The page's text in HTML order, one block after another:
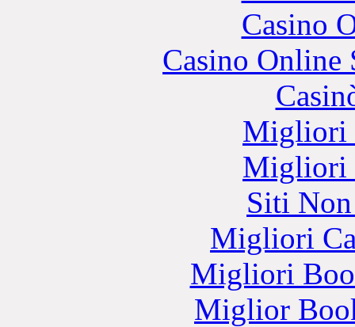
Casino
Casino
Migliori
Migliori
Siti
Migliori
Migliori
Miglior